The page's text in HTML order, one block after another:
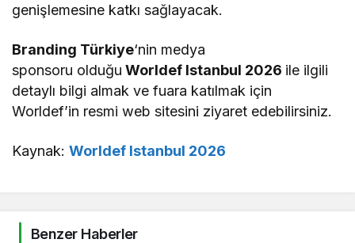
genişlemesine katkı sağlayacak.
Branding Türkiye‘nin medya
sponsoru olduğu Worldef Istanbul 2026 ile ilgili
detaylı bilgi almak ve fuara katılmak için
Worldef’in resmi web sitesini ziyaret edebilirsiniz.
Kaynak:Worldef Istanbul 2026
Benzer Haberler